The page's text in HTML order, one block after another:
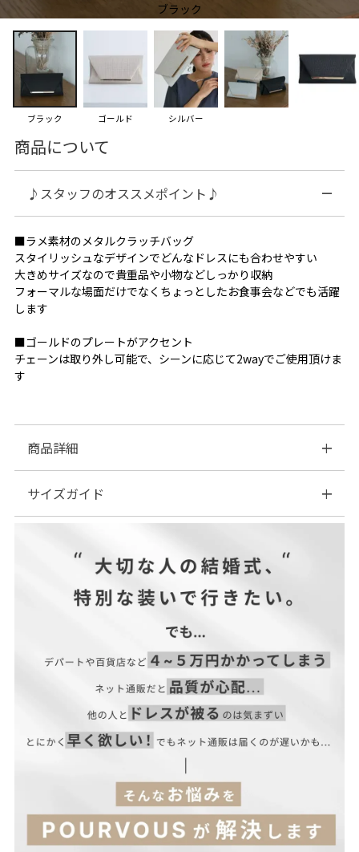
ブラック
ブラック ゴールド シルバー
商品について
♪スタッフのオススメポイント♪
■ラメ素材のメタルクラッチバッグ
スタイリッシュなデザインでどんなドレスにも合わせやすい
大きめサイズなので貴重品や小物などしっかり収納
フォーマルな場面だけでなくちょっとしたお食事会などでも活躍
します
■ゴールドのプレートがアクセント
チェーンは取り外し可能で、シーンに応じて2wayでご使用頂けま
す
商品詳細
■素材：ポリエステル…100％
サイズガイド
サイズ(cm) 縦 横
13 26
【当店のサイズガイドはこちら→】